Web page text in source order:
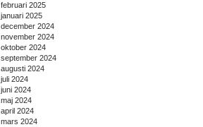
februari 2025
januari 2025
december 2024
november 2024
oktober 2024
september 2024
augusti 2024
juli 2024
juni 2024
maj 2024
april 2024
mars 2024